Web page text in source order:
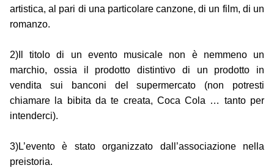
artistica, al pari di una particolare canzone, di un film, di un
romanzo.
2)Il titolo di un evento musicale non è nemmeno un
marchio, ossia il prodotto distintivo di un prodotto in
vendita sui banconi del supermercato (non potresti
chiamare la bibita da te creata, Coca Cola … tanto per
intenderci).
3)L’evento è stato organizzato dall’associazione nella
preistoria.